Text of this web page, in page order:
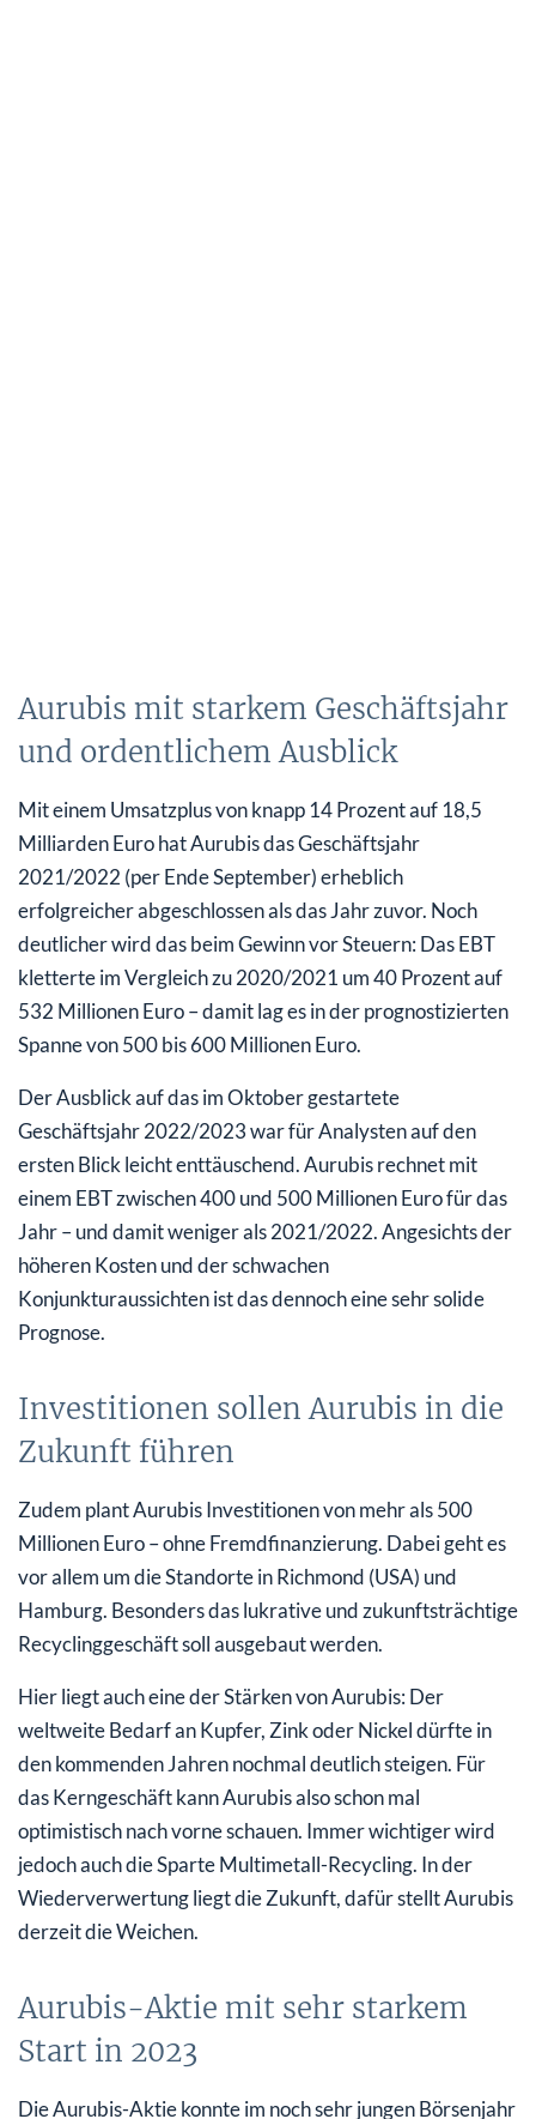
Aurubis mit starkem Geschäftsjahr
und ordentlichem Ausblick
Mit einem Umsatzplus von knapp 14 Prozent auf 18,5
Milliarden Euro hat Aurubis das Geschäftsjahr
2021/2022 (per Ende September) erheblich
erfolgreicher abgeschlossen als das Jahr zuvor. Noch
deutlicher wird das beim Gewinn vor Steuern: Das EBT
kletterte im Vergleich zu 2020/2021 um 40 Prozent auf
532 Millionen Euro – damit lag es in der prognostizierten
Spanne von 500 bis 600 Millionen Euro.
Der Ausblick auf das im Oktober gestartete
Geschäftsjahr 2022/2023 war für Analysten auf den
ersten Blick leicht enttäuschend. Aurubis rechnet mit
einem EBT zwischen 400 und 500 Millionen Euro für das
Jahr – und damit weniger als 2021/2022. Angesichts der
höheren Kosten und der schwachen
Konjunkturaussichten ist das dennoch eine sehr solide
Prognose.
Investitionen sollen Aurubis in die
Zukunft führen
Zudem plant Aurubis Investitionen von mehr als 500
Millionen Euro – ohne Fremdfinanzierung. Dabei geht es
vor allem um die Standorte in Richmond (USA) und
Hamburg. Besonders das lukrative und zukunftsträchtige
Recyclinggeschäft soll ausgebaut werden.
Hier liegt auch eine der Stärken von Aurubis: Der
weltweite Bedarf an Kupfer, Zink oder Nickel dürfte in
den kommenden Jahren nochmal deutlich steigen. Für
das Kerngeschäft kann Aurubis also schon mal
optimistisch nach vorne schauen. Immer wichtiger wird
jedoch auch die Sparte Multimetall-Recycling. In der
Wiederverwertung liegt die Zukunft, dafür stellt Aurubis
derzeit die Weichen.
Aurubis-Aktie mit sehr starkem
Start in 2023
Die Aurubis-Aktie konnte im noch sehr jungen Börsenjahr